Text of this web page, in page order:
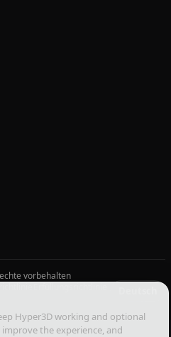
Hyper3D working and optional
the experience, and
vorbehalten